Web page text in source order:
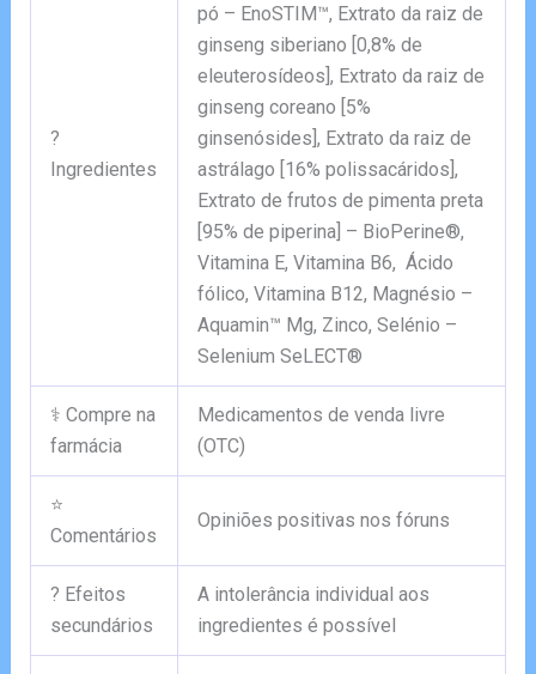
?
Ingredientes
pó – EnoSTIM™, Extrato da raiz de
ginseng siberiano [0,8% de
eleuterosídeos], Extrato da raiz de
ginseng coreano [5%
ginsenósides], Extrato da raiz de
astrálago [16% polissacáridos],
Extrato de frutos de pimenta preta
[95% de piperina] – BioPerine®,
Vitamina E, Vitamina B6, Ácido
fólico, Vitamina B12, Magnésio –
Aquamin™ Mg, Zinco, Selénio –
Selenium SeLECT®
⚕️ Compre na
farmácia
Medicamentos de venda livre
(OTC)
⭐
Comentários
Opiniões positivas nos fóruns
? Efeitos
secundários
A intolerância individual aos
ingredientes é possível